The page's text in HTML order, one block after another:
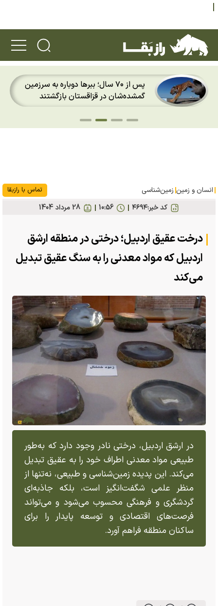
پس از ۷۰ سال؛ ببرها دوباره به سرزمین
گمشده‌شان در قزاقستان بازگشتند
انسان و زمین زمین‌شناسی تماس با رازبقا
کد خبر:۴۶۹۴ 28 مرداد 1404 10:56
درخت عقیق اردبیل؛ درختی در منطقه ارشق
اردبیل که مواد معدنی را به سنگ عقیق تبدیل
می‌کند
در ارشق اردبیل، درختی نادر وجود دارد که به‌طور
طبیعی مواد معدنی اطراف خود را به عقیق تبدیل
می‌کند. این پدیده زمین‌شناسی و طبیعی، نه‌تنها از
منظر علمی شگفت‌انگیز است، بلکه جاذبه‌ای
گردشگری و فرهنگی محسوب می‌شود و می‌تواند
فرصت‌های اقتصادی و توسعه پایدار را برای
ساکنان منطقه فراهم آورد.